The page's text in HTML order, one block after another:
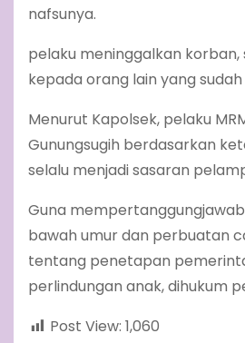
nafsunya.
pelaku meninggalkan
kepada orang lain yang
Menurut Kapolsek, pelaku
Gunungsugih berdasarkan
selalu menjadi sasaran
Guna
bawah umur dan perbuatan
tentang penetapan
perlindungan anak, dihukum
Post View: 1,060